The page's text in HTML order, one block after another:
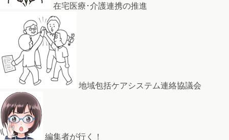
在宅医療･介護連携の推進
地域包括ケアシステム連絡協議会
編集者が行く！